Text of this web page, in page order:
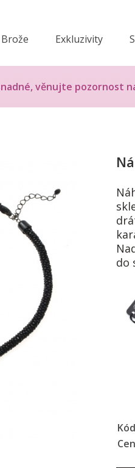
Brože Exkluzivity
věnujte pozornost
do
Kód